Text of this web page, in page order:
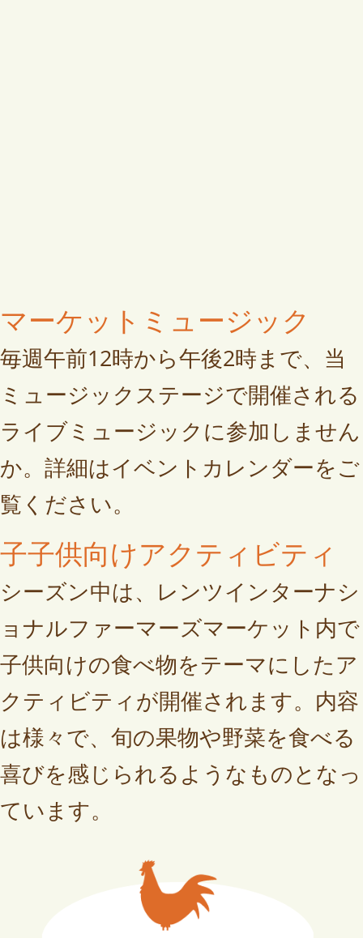
マーケットミュージック
毎週午前12時から午後2時まで、当
ミュージックステージで開催される
ライブミュージックに参加しません
か。詳細はイベントカレンダーをご
覧ください。
子子供向けアクティビティ
シーズン中は、レンツインターナシ
ョナルファーマーズマーケット内で
子供向けの食べ物をテーマにしたア
クティビティが開催されます。内容
は様々で、旬の果物や野菜を食べる
喜びを感じられるようなものとなっ
ています。